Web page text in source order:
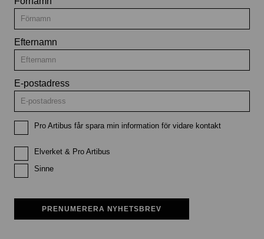
Efternamn
E-postadress
Pro Artibus får spara min information för vidare kontakt
Elverket & Pro Artibus
Sinne
PRENUMERERA NYHETSBREV